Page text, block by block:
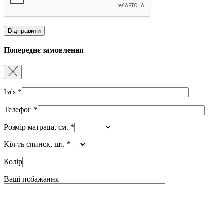
Попереднє замовлення
Ім'я *
Телефон *
Розмір матраца, см. *
Кіл-ть спинок, шт. *
Колір
Ваші побажання